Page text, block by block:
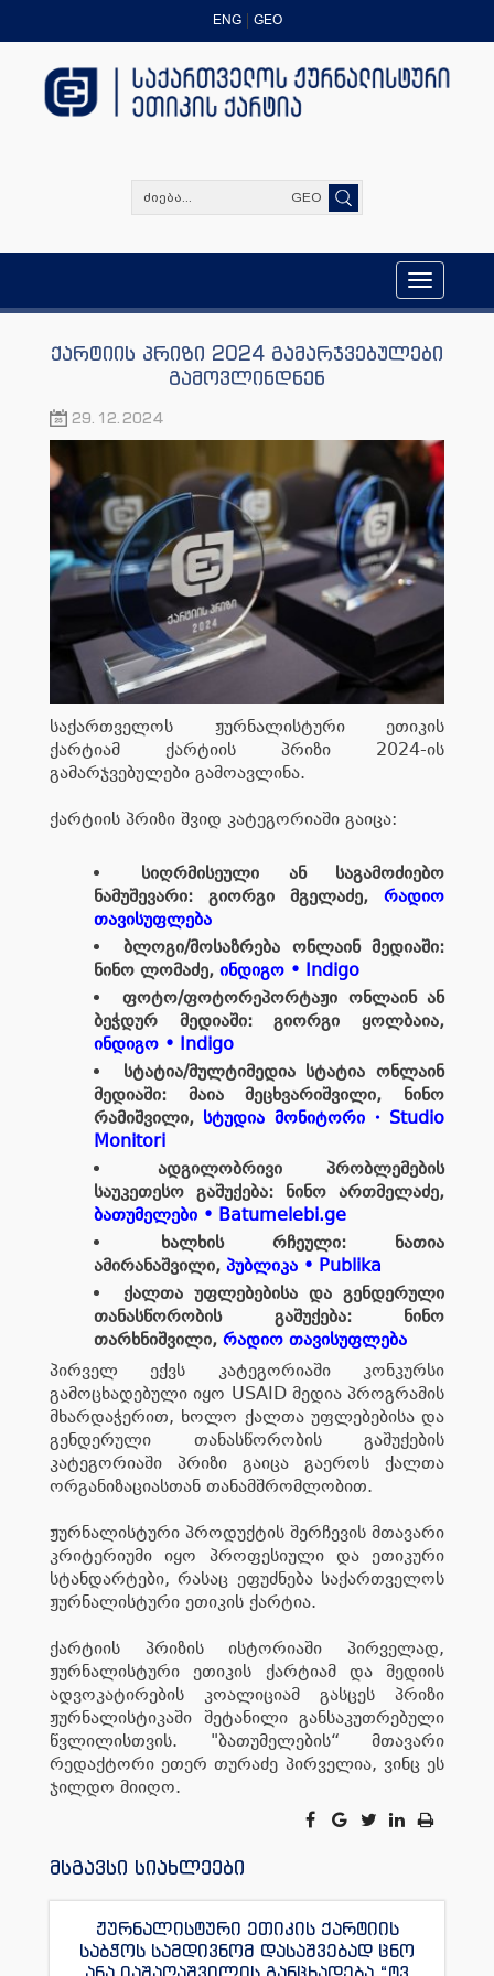
ENG GEO
GEO
Toggle
navigation
ქარტიის პრიზი 2024 გამარჯვებულები
გამოვლინდნენ
29.12.2024
საქართველოს ჟურნალისტური ეთიკის
ქარტიამ ქარტიის პრიზი 2024-ის
გამარჯვებულები გამოავლინა.
ქარტიის პრიზი შვიდ კატეგორიაში გაიცა:
სიღრმისეული ან საგამოძიებო
ნამუშევარი: გიორგი მგელაძე, რადიო
თავისუფლება
ბლოგი/მოსაზრება ონლაინ მედიაში:
ნინო ლომაძე, ინდიგო • Indigo
ფოტო/ფოტორეპორტაჟი ონლაინ ან
ბეჭდურ მედიაში: გიორგი ყოლბაია,
ინდიგო • Indigo
სტატია/მულტიმედია სტატია ონლაინ
მედიაში: მაია მეცხვარიშვილი, ნინო
რამიშვილი, სტუდია მონიტორი・Studio
Monitori
ადგილობრივი პრობლემების
საუკეთესო გაშუქება: ნინო ართმელაძე,
ბათუმელები • Batumelebi.ge
ხალხის რჩეული: ნათია
ამირანაშვილი, პუბლიკა • Publika
ქალთა უფლებებისა და გენდერული
თანასწორობის გაშუქება: ნინო
თარხნიშვილი, რადიო თავისუფლება
პირველ ექვს კატეგორიაში კონკურსი
გამოცხადებული იყო USAID მედია პროგრამის
მხარდაჭერით, ხოლო ქალთა უფლებებისა და
გენდერული თანასწორობის გაშუქების
კატეგორიაში პრიზი გაიცა გაეროს ქალთა
ორგანიზაციასთან თანამშრომლობით.
ჟურნალისტური პროდუქტის შერჩევის მთავარი
კრიტერიუმი იყო პროფესიული და ეთიკური
სტანდარტები, რასაც ეფუძნება საქართველოს
ჟურნალისტური ეთიკის ქარტია.
ქარტიის პრიზის ისტორიაში პირველად,
ჟურნალისტური ეთიკის ქარტიამ და მედიის
ადვოკატირების კოალიციამ გასცეს პრიზი
ჟურნალისტიკაში შეტანილი განსაკუთრებული
წვლილისთვის. "ბათუმელების“ მთავარი
რედაქტორი ეთერ თურაძე პირველია, ვინც ეს
ჯილდო მიიღო.
მსგავსი სიახლეები
ჟურნალისტური ეთიკის ქარტიის
საბჭოს სამდივნომ დასაშვებად ცნო